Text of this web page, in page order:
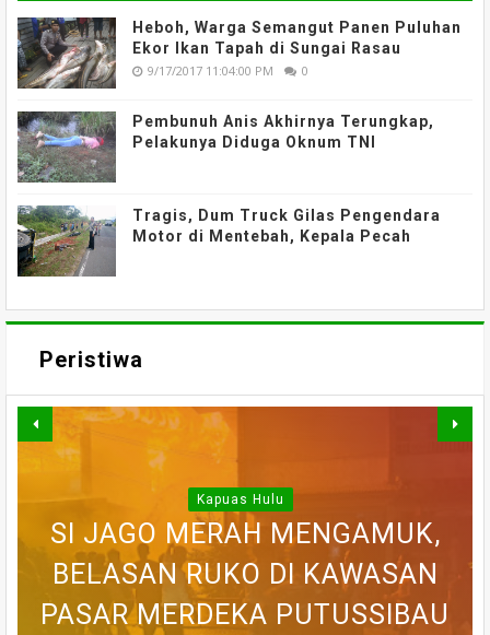
Heboh, Warga Semangut Panen Puluhan
Ekor Ikan Tapah di Sungai Rasau
9/17/2017 11:04:00 PM 0
Pembunuh Anis Akhirnya Terungkap,
Pelakunya Diduga Oknum TNI
Tragis, Dum Truck Gilas Pengendara
Motor di Mentebah, Kepala Pecah
Peristiwa
WARGA DESA SEI AJUNG YANG
DILAPORKAN HILANG SAAT
MEMANCING DITEMUKAN
Kapuas Hulu
SI JAGO MERAH MENGAMUK,
BELASAN RUKO DI KAWASAN
PASAR MERDEKA PUTUSSIBAU
PEDULI KORBAN KEBAKARAN,
KORAMIL BADAU BERI
BELASAN TOKO PAKAIAN DI
PUTUSSIBAU LUDES DILALAP
SEMPAT SEKARAT, H AKHIRNYA
TEWAS SETELAH 'DIHAKIMI'